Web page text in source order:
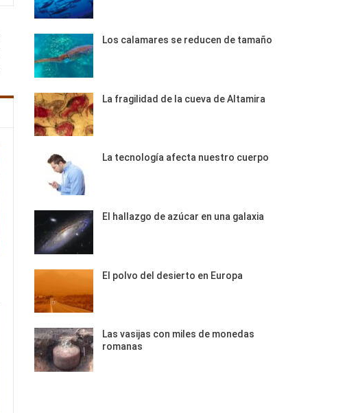
Los calamares se reducen de tamaño
La fragilidad de la cueva de Altamira
La tecnología afecta nuestro cuerpo
El hallazgo de azúcar en una galaxia
El polvo del desierto en Europa
Las vasijas con miles de monedas
romanas